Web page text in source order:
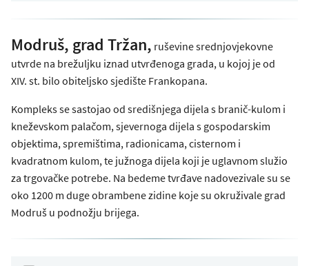
Modruš, grad Tržan, ruševine srednjovjekovne
utvrde na brežuljku iznad utvrđenoga grada, u kojoj je od
XIV. st. bilo obiteljsko sjedište Frankopana.
Kompleks se sastojao od središnjega dijela s branič-kulom i
kneževskom palačom, sjevernoga dijela s gospodarskim
objektima, spremištima, radionicama, cisternom i
kvadratnom kulom, te južnoga dijela koji je uglavnom služio
za trgovačke potrebe. Na bedeme tvrđave nadovezivale su se
oko 1200 m duge obrambene zidine koje su okruživale grad
Modruš u podnožju brijega.